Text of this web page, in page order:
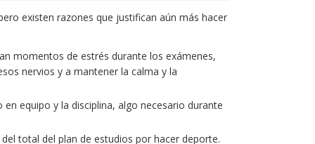
existen razones que justifican aún más hacer
momentos de estrés durante los exámenes,
nervios y a mantener la calma y la
equipo y la disciplina, algo necesario durante
total del plan de estudios por hacer deporte.